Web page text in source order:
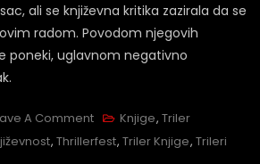
ali se književna kritika zazirala da se
radom. Povodom njegovih
poneki, uglavnom negativno
A Comment Knjige, Triler
, Thrillerfest, Triler Knjige, Trileri